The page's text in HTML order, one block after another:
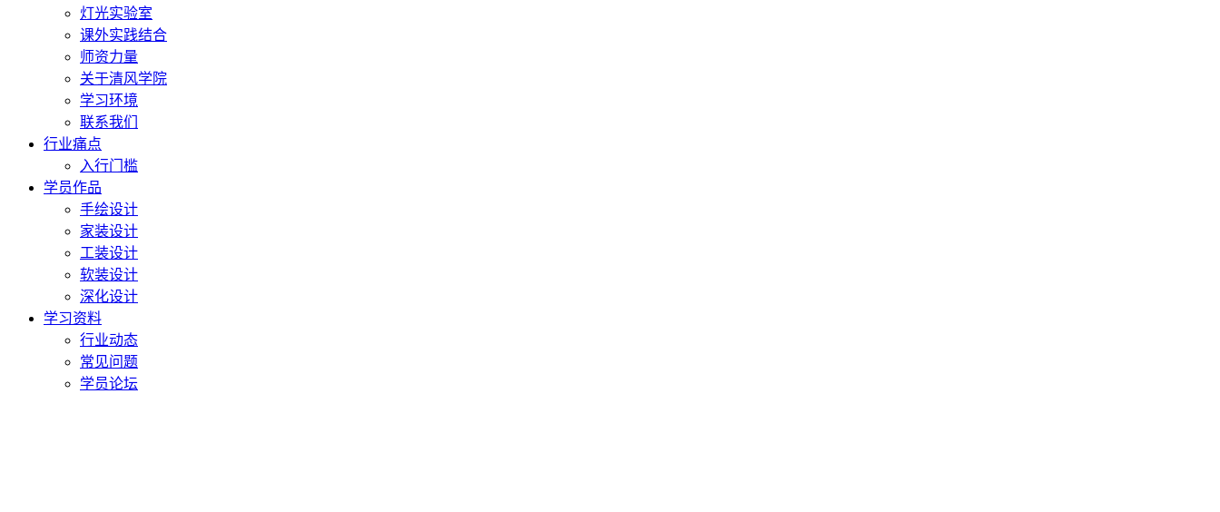
灯光实验室
课外实践结合
师资力量
关于清风学院
学习环境
联系我们
行业痛点
入行门槛
学员作品
手绘设计
家装设计
工装设计
软装设计
深化设计
学习资料
行业动态
常见问题
学员论坛